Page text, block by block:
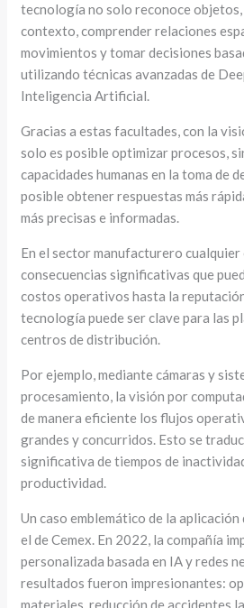
tecnología no solo reconoce
contexto, comprender relaciones
movimientos y tomar decisiones
utilizando técnicas avanzadas de
Inteligencia Artificial.
Gracias a estas facultades, con la
solo es posible optimizar procesos,
capacidades humanas en la toma de
posible obtener respuestas más
más precisas e informadas.
En el sector manufacturero
consecuencias significativas que
costos operativos hasta la
tecnología puede ser clave para las
centros de distribución.
Por ejemplo, mediante cámaras y
procesamiento, la visión por
de manera eficiente los flujos
grandes y concurridos. Esto se
significativa de tiempos de
productividad.
Un caso emblemático de la
el de Cemex. En 2022, la compañía
personalizada basada en IA y redes
resultados fueron impresionantes:
materiales, reducción de accidentes